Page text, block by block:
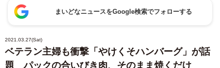
まいどなニュースをGoogle検索でフォローする
2021.03.27(Sat)
ベテラン主婦も衝撃「やけくそハンバーグ」が話
題 パックの合いびき肉、そのまま焼くだけ